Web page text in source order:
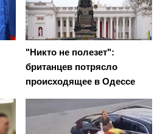
"Никто не полезет":
британцев потрясло
происходящее в Одессе